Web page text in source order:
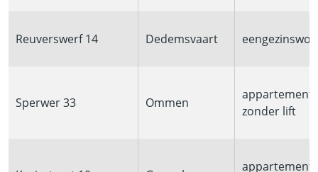
Reuverswerf 14 Dedemsvaart
Sperwer 33 Ommen
appartement
zonder lift
appartement